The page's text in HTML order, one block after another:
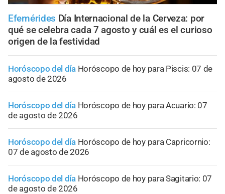
Efemérides Día Internacional de la Cerveza: por
qué se celebra cada 7 agosto y cuál es el curioso
origen de la festividad
Horóscopo del día Horóscopo de hoy para Piscis: 07 de
agosto de 2026
Horóscopo del día Horóscopo de hoy para Acuario: 07
de agosto de 2026
Horóscopo del día Horóscopo de hoy para Capricornio:
07 de agosto de 2026
Horóscopo del día Horóscopo de hoy para Sagitario: 07
de agosto de 2026